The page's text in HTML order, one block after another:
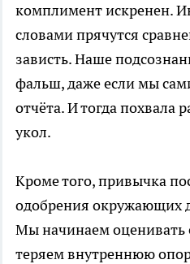
комплимент искренен.
словами прячутся
зависть. Наше
фальш, даже если мы
отчёта. И тогда похвала
укол.
Кроме того, привычка
одобрения окружающих
Мы начинаем оценивать
теряем внутреннюю